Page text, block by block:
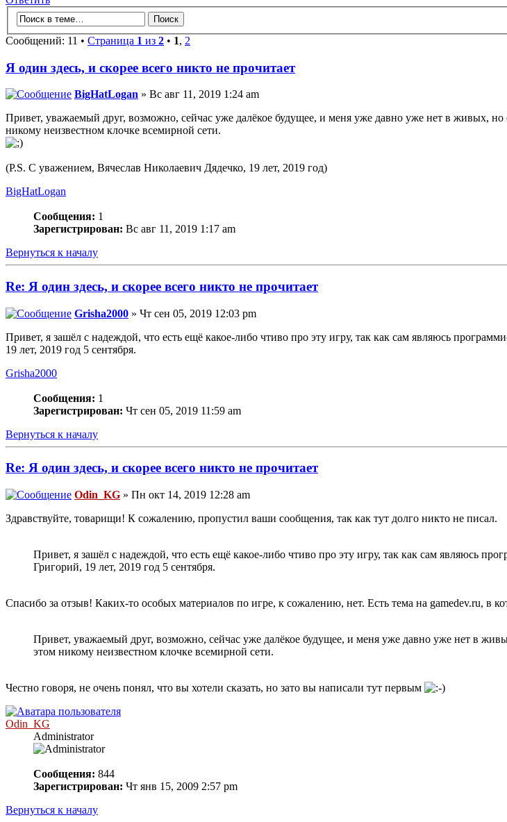
Сообщений: 11 • Страница 1 из 2 • 1, 2
Я один здесь, и скорее всего никто не прочитает
BigHatLogan » Вс авг 11, 2019 1:24 am
Привет, уважаемый друг, возможно, сейчас уже далёкое будущее, и меня уже давно уже нет в живых,
никому неизвестном клочке всемирной сети.
(P.S. С уважением, Вячеслав Николаевич Дядечко, 19 лет, 2019 год)
BigHatLogan
Сообщения: 1
Зарегистрирован: Вс авг 11, 2019 1:17 am
Вернуться к началу
Re: Я один здесь, и скорее всего никто не прочитает
Grisha2000 » Чт сен 05, 2019 12:03 pm
Привет, я зашёл с надеждой, что есть ещё какое-либо чтиво про эту игру, так как сам являюсь
19 лет, 2019 год 5 сентября.
Grisha2000
Сообщения: 1
Зарегистрирован: Чт сен 05, 2019 11:59 am
Вернуться к началу
Re: Я один здесь, и скорее всего никто не прочитает
Odin_KG » Пн окт 14, 2019 12:28 am
Здравствуйте, товарищи! К сожалению, пропустил ваши сообщения, так как тут долго никто не писал.
Привет, я зашёл с надеждой, что есть ещё какое-либо чтиво про эту игру, так как сам являюсь
Григорий, 19 лет, 2019 год 5 сентября.
Спасибо за отзыв! Каких-то особых материалов по игре, к сожалению, нет. Есть тема на gamedev.ru, в
Привет, уважаемый друг, возможно, сейчас уже далёкое будущее, и меня уже давно уже нет в
этом никому неизвестном клочке всемирной сети.
Честно говоря, не очень понял, что вы хотели сказать, но зато вы написали тут первым
Odin_KG
Administrator
Сообщения: 844
Зарегистрирован: Чт янв 15, 2009 2:57 pm
Вернуться к началу